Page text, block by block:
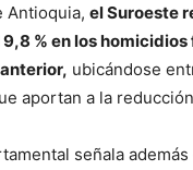
Antioquia, el Suroeste
% en los
ubicándose
aportan a la
señala además